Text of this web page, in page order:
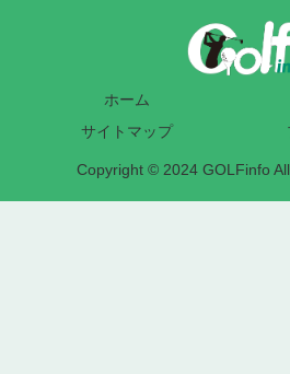
ホーム
サイトマップ
Copyright © 2024 GOLFinfo